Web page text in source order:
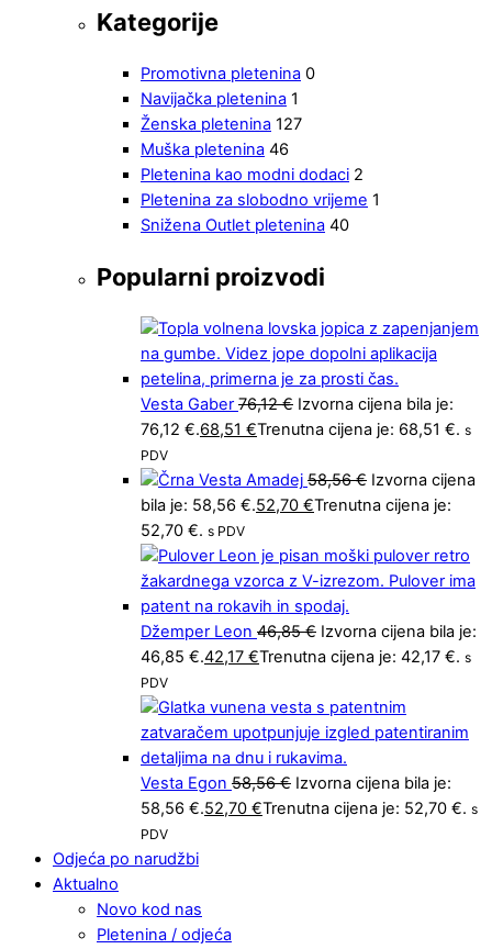
Kategorije
Promotivna pletenina 0
Navijačka pletenina 1
Ženska pletenina 127
Muška pletenina 46
Pletenina kao modni dodaci 2
Pletenina za slobodno vrijeme 1
Snižena Outlet pletenina 40
Popularni proizvodi
Vesta Gaber 76,12€ Izvorna cijena bila je:
76,12 €.68,51 €Trenutna cijena je: 68,51 €. s
PDV
Vesta Amadej 58,56€ Izvorna cijena
bila je: 58,56 €.52,70 €Trenutna cijena je:
52,70 €. s PDV
Džemper Leon 46,85€ Izvorna cijena bila je:
46,85 €.42,17 €Trenutna cijena je: 42,17 €. s
PDV
Vesta Egon 58,56€ Izvorna cijena bila je:
58,56 €.52,70 €Trenutna cijena je: 52,70 €. s
PDV
Odjeća po narudžbi
Aktualno
Novo kod nas
Pletenina / odjeća